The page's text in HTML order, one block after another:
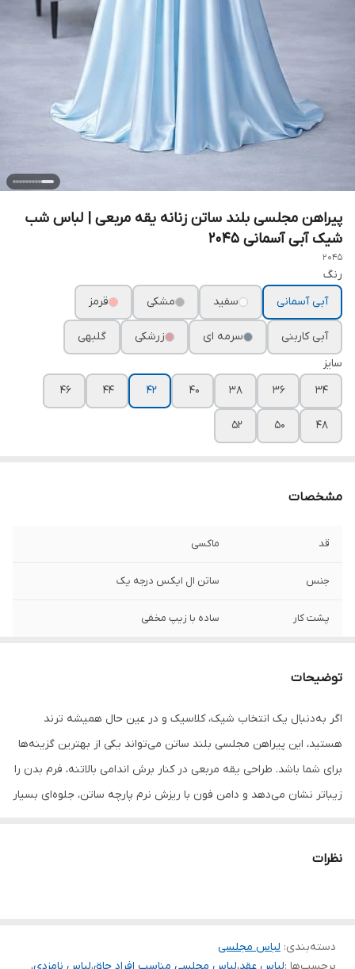
پیراهن مجلسی بلند ساتن زنانه یقه مربعی | لباس شب
شیک آبی آسمانی ۲۰۴۵
2045
رنگ
آبی آسمانی
سفید مشکی قرمز
آبی کاربنی سرمه ای زرشکی
گلبهی
سایز
۳۴
۳۶ ۳۸ ۴۰ ۴۲ ۴۴ ۴۶
۴۸ ۵۰ ۵۲
مشخصات
قد ماکسی
جنس ساتن ال ایکس درجه یک
پشت کار ساده با زیپ مخفی
توضیحات
اگر به‌دنبال یک انتخاب شیک، کلاسیک و در عین حال همیشه ترند
هستید، این پیراهن مجلسی بلند ساتن می‌تواند یکی از بهترین گزینه‌ها
برای شما باشد. طراحی یقه مربعی در کنار برش اندامی بالاتنه، فرم بدن را
زیباتر نشان می‌دهد و دامن فون با ریزش نرم پارچه ساتن، جلوه‌ای بسیار
ایجاد کند.
نظرات
دسته‌بندی: لباس مجلسی